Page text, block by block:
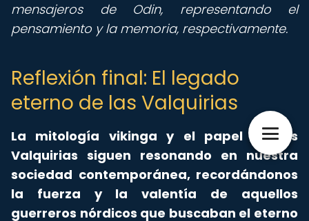
mensajeros de Odin, representando el
pensamiento y la memoria, respectivamente.
Reflexión final: El legado
eterno de las Valquirias
La mitología vikinga y el papel de las
Valquirias siguen resonando en nuestra
sociedad contemporánea, recordándonos
la fuerza y la valentía de aquellos
guerreros nórdicos que buscaban el eterno